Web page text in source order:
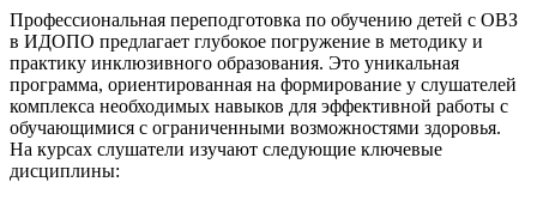
Профессиональная переподготовка по обучению детей с ОВЗ
в ИДОПО предлагает глубокое погружение в методику и
практику инклюзивного образования. Это уникальная
программа, ориентированная на формирование у слушателей
комплекса необходимых навыков для эффективной работы с
обучающимися с ограниченными возможностями здоровья.
На курсах слушатели изучают следующие ключевые
дисциплины: